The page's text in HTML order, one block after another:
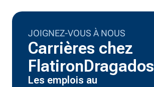
JOIGNEZ-VOUS À NOUS
Carrières chez
FlatironDragados
Les emplois au